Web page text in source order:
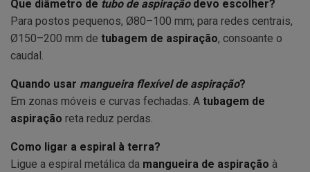
Que diâmetro de tubo de aspiraçãodevo escolher?
Para postos pequenos, Ø80–100 mm; para redes centrais,
Ø150–200 mm de tubagem de aspiração, consoante o
caudal.
Quando usar mangueira flexível de aspiração?
Em zonas móveis e curvas fechadas. A tubagem de
aspiração reta reduz perdas.
Como ligar a espiral à terra?
Ligue a espiral metálica da mangueira de aspiração à